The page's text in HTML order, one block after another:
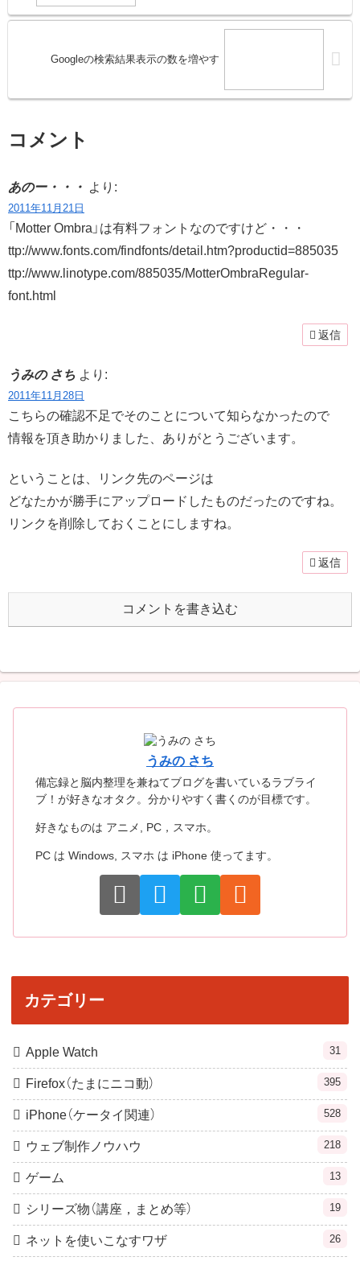
Googleの検索結果表示の数を増やす
コメント
あのー・・・ より:
2011年11月21日
「Motter Ombra」は有料フォントなのですけど・・・
ttp://www.fonts.com/findfonts/detail.htm?productid=885035
ttp://www.linotype.com/885035/MotterOmbraRegular-
font.html
返信
うみの さち より:
2011年11月28日
こちらの確認不足でそのことについて知らなかったので
情報を頂き助かりました、ありがとうございます。
ということは、リンク先のページは
どなたかが勝手にアップロードしたものだったのですね。
リンクを削除しておくことにしますね。
返信
コメントを書き込む
うみの さち
備忘録と脳内整理を兼ねてブログを書いているラブライ
ブ！が好きなオタク。分かりやすく書くのが目標です。
好きなものは アニメ, PC，スマホ。
PC は Windows, スマホ は iPhone 使ってます。
カテゴリー
Apple Watch 31
Firefox（たまにニコ動） 395
iPhone（ケータイ関連） 528
ウェブ制作ノウハウ 218
ゲーム 13
シリーズ物（講座，まとめ等） 19
ネットを使いこなすワザ 26